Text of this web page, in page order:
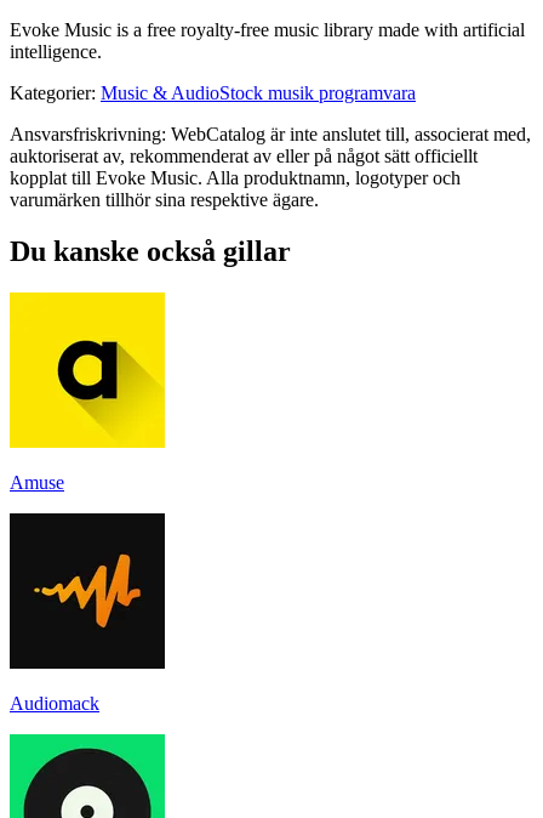
Evoke Music is a free royalty-free music library made with artificial
intelligence.
Kategorier: Music & AudioStock musik programvara
Ansvarsfriskrivning: WebCatalog är inte anslutet till, associerat med,
auktoriserat av, rekommenderat av eller på något sätt officiellt
kopplat till Evoke Music. Alla produktnamn, logotyper och
varumärken tillhör sina respektive ägare.
Du kanske också gillar
Amuse
Audiomack